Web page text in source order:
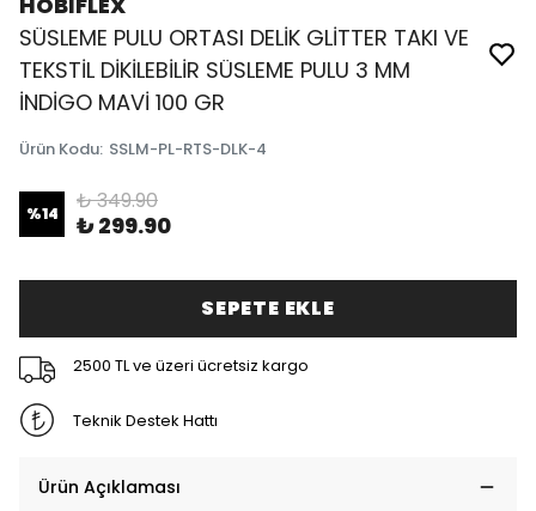
SÜSLEME PULU ORTASI DELİK GLİTTER TAKI VE
TEKSTİL DİKİLEBİLİR SÜSLEME PULU 3 MM
İNDİGO MAVİ 100 GR
Ürün Kodu: SSLM-PL-RTS-DLK-4
%14 ₺ 349.90
₺ 299.90
SEPETE EKLE
2500 TL ve üzeri ücretsiz kargo
Teknik Destek Hattı
Ürün Açıklaması